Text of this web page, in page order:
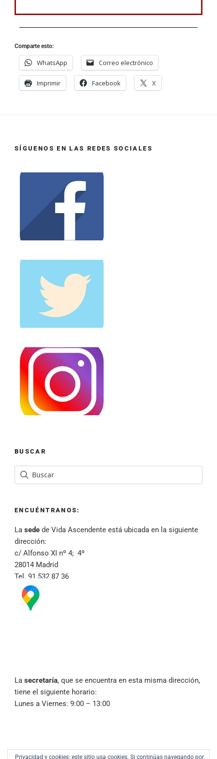
Comparte esto:
WhatsApp Correo electrónico
Imprimir Facebook X
SÍGUENOS EN LAS REDES SOCIALES
BUSCAR
ENCUÉNTRANOS:
La sede de Vida Ascendente está ubicada en la siguiente
dirección:
c/ Alfonso XI nº 4; 4º
28014 Madrid
Tel. 91 532 87 36
La secretaría, que se encuentra en esta misma dirección,
tiene el siguiente horario:
Lunes a Viernes: 9:00 – 13:00
Privacidad y cookies: este sitio usa cookies. Si continúas navegando por